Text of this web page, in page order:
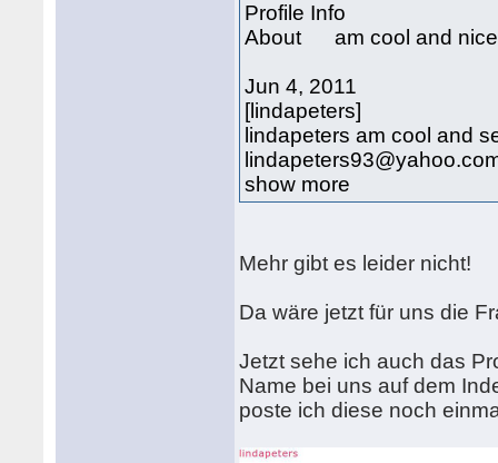
Profile Info
About am cool and
Jun 4, 2011
[lindapeters]
lindapeters am cool and
show more
Mehr gibt es leider nicht!
Da wäre jetzt für uns die
Jetzt sehe ich auch das
Name bei uns auf dem
poste ich diese noch